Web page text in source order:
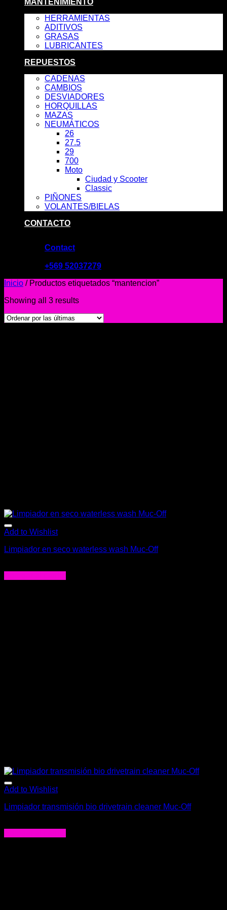
MANTENIMIENTO
HERRAMIENTAS
ADITIVOS
GRASAS
LUBRICANTES
REPUESTOS
CADENAS
CAMBIOS
DESVIADORES
HORQUILLAS
MAZAS
NEUMÁTICOS
26
27.5
29
700
Moto
Ciudad y Scooter
Classic
PIÑONES
VOLANTES/BIELAS
CONTACTO
Contact
+569 52037279
Inicio /Productos etiquetados “mantencion”
Showing all 3 results
Add to Wishlist
Limpiador en seco waterless wash Muc-Off
Add to Wishlist
Limpiador transmisión bio drivetrain cleaner Muc-Off